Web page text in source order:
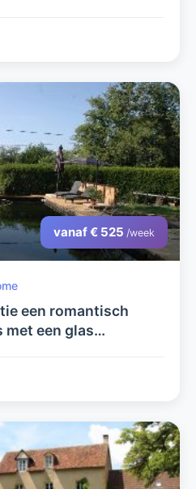
vanaf € 525 /week
een romantisch
met een glas